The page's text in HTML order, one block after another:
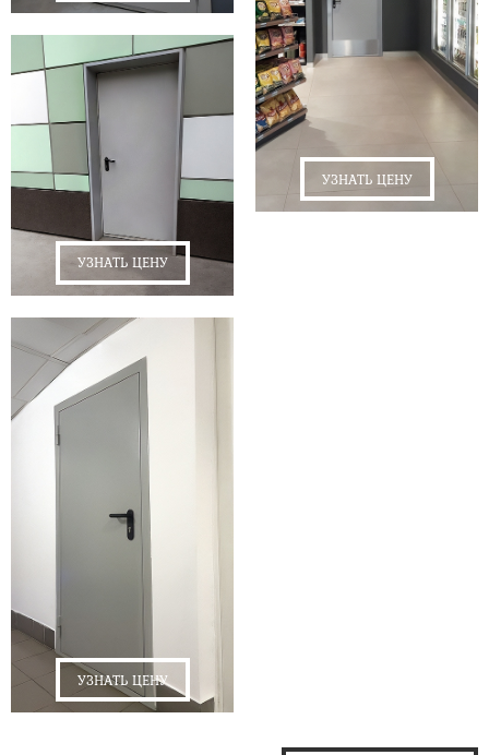
УЗНАТЬ ЦЕНУ
УЗНАТЬ ЦЕНУ
УЗНАТЬ ЦЕНУ